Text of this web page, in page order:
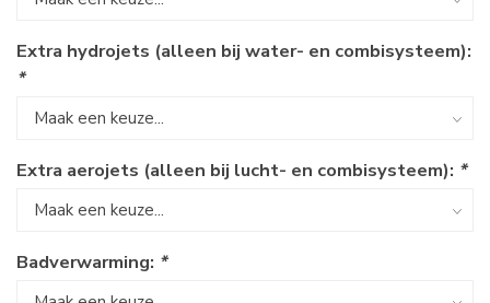
Extra hydrojets (alleen bij water- en combisysteem):
*
Extra aerojets (alleen bij lucht- en combisysteem): *
Badverwarming: *